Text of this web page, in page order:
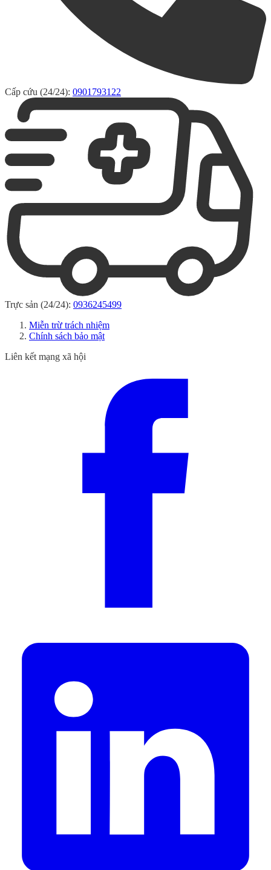
Cấp cứu (24/24): 0901793122
Trực sản (24/24): 0936245499
Miễn trừ trách nhiệm
Chính sách bảo mật
Liên kết mạng xã hội